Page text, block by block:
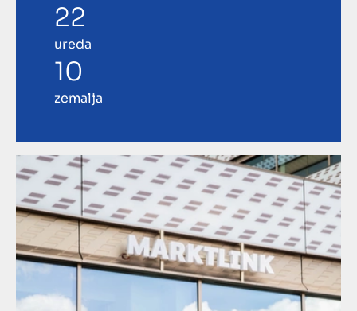
22
ureda
10
zemalja